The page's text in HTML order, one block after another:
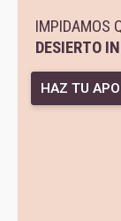
IMPIDAMOS
DESIERTO
HAZ TU